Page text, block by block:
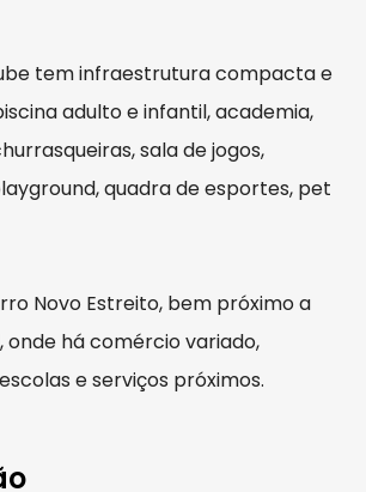
tem infraestrutura compacta e
adulto e infantil, academia,
sala de jogos,
quadra de esportes, pet
Novo Estreito, bem próximo a
onde há comércio variado,
e serviços próximos.